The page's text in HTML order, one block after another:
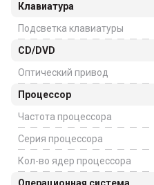
Клавиатура
Подсветка клавиатуры
CD/DVD
Оптический привод
Процессор
Частота процессора
Серия процессора
Кол-во ядер процессора